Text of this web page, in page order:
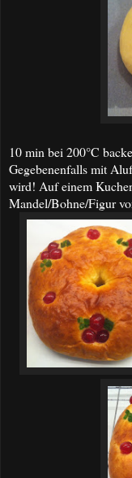
10 min bei 200°C
Gegebenenfalls mit
wird! Auf einem
Mandel/Bohne/Figur